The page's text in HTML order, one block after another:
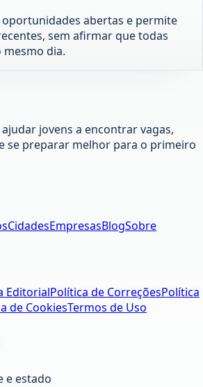
oportunidades abertas e permite
sem afirmar que todas
dia.
jovens a encontrar vagas,
se preparar melhor para o primeiro
CidadesEmpresasBlogSobre
EditorialPolítica de CorreçõesPolítica
de CookiesTermos de Uso
e estado